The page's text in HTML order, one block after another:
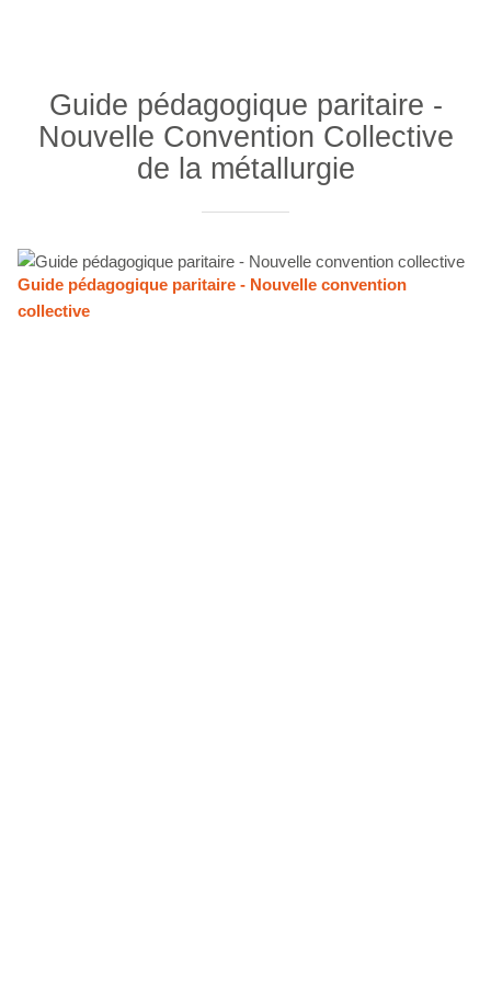
Guide pédagogique paritaire -
Nouvelle Convention Collective
de la métallurgie
Guide pédagogique paritaire - Nouvelle convention
collective